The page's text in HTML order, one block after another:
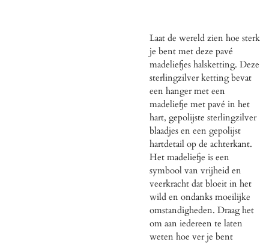
Laat de wereld zien hoe sterk
je bent met deze pavé
madeliefjes halsketting. Deze
sterlingzilver ketting bevat
een hanger met een
madeliefje met pavé in het
hart, gepolijste sterlingzilver
blaadjes en een gepolijst
hartdetail op de achterkant.
Het madeliefje is een
symbool van vrijheid en
veerkracht dat bloeit in het
wild en ondanks moeilijke
omstandigheden. Draag het
om aan iedereen te laten
weten hoe ver je bent